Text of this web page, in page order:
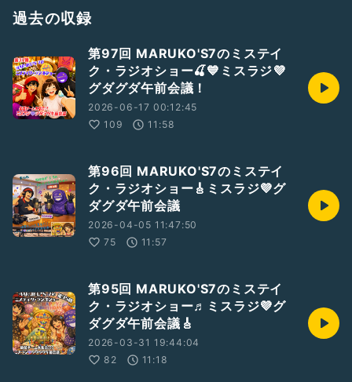
シンガーソングライターまるこ🍒💙
偽装UNIT＠MARUKO&#039;S7、まるこのSNS
https://linktr.ee/gisou_marukos7
#ひとり語り #音楽 #笑い声あり
#勝手にマルステ
#偽装ユニット
過去の収録
第97回 MARUKO'S7のミステイ
ク・ラジオショー🍒💙ミスラジ💜
グダグダ午前会議！
2026-06-17 00:12:45
109
11:58
第96回 MARUKO'S7のミステイ
ク・ラジオショー🎸ミスラジ💜グ
ダグダ午前会議
2026-04-05 11:47:50
75
11:57
第95回 MARUKO'S7のミステイ
ク・ラジオショー♬ミスラジ💜グ
ダグダ午前会議🎸
2026-03-31 19:44:04
82
11:18